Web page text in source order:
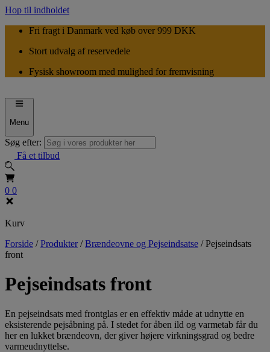
Hop til indholdet
Fri fragt i Danmark ved køb over 999 DKK
Stort udvalg af reservedele
Fysisk showroom med mulighed for fremvisning
Menu
Søg efter:
Få et tilbud
0 0
Kurv
Forside /Produkter /Brændeovne og Pejseindsatse /Pejseindsats
front
Pejseindsats front
En pejseindsats med frontglas er en effektiv måde at udnytte en
eksisterende pejsåbning på. I stedet for åben ild og varmetab får du
her en lukket brændeovn, der giver højere virkningsgrad og bedre
varmeudnyttelse.